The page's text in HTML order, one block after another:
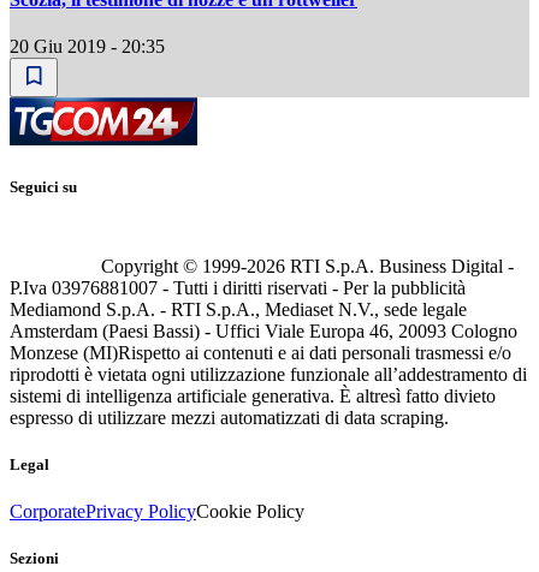
20 Giu 2019 - 20:35
Seguici su
Copyright © 1999-2026 RTI S.p.A. Business Digital -
P.Iva 03976881007 - Tutti i diritti riservati - Per la pubblicità
Mediamond S.p.A. - RTI S.p.A., Mediaset N.V., sede legale
Amsterdam (Paesi Bassi) - Uffici Viale Europa 46, 20093 Cologno
Monzese (MI)Rispetto ai contenuti e ai dati personali trasmessi e/o
riprodotti è vietata ogni utilizzazione funzionale all’addestramento di
sistemi di intelligenza artificiale generativa. È altresì fatto divieto
espresso di utilizzare mezzi automatizzati di data scraping.
Legal
CorporatePrivacy PolicyCookie Policy
Sezioni